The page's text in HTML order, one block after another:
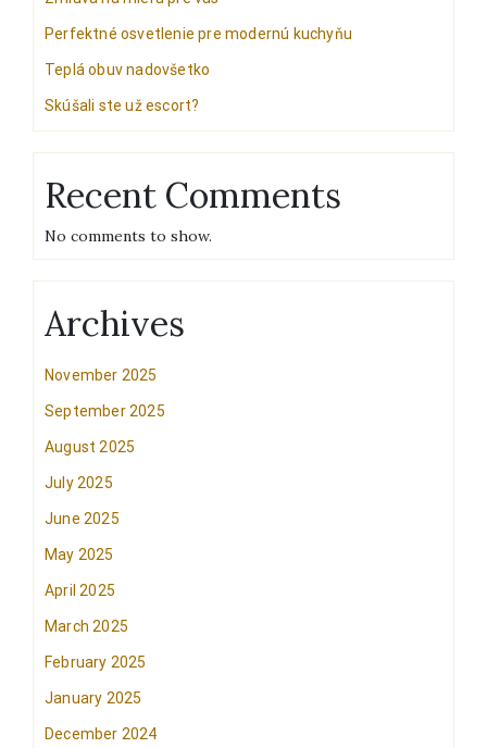
Perfektné osvetlenie pre modernú kuchyňu
Teplá obuv nadovšetko
Skúšali ste už escort?
Recent Comments
No comments to show.
Archives
November 2025
September 2025
August 2025
July 2025
June 2025
May 2025
April 2025
March 2025
February 2025
January 2025
December 2024